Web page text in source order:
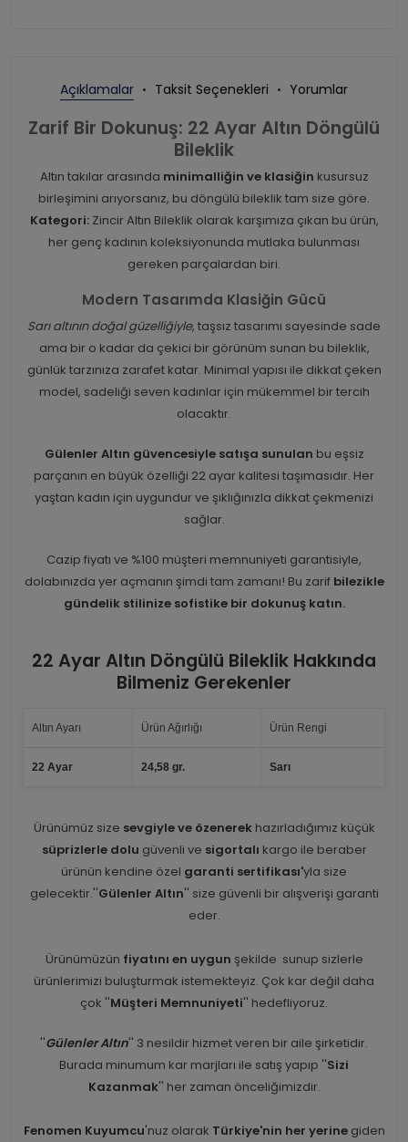
Açıklamalar Taksit Seçenekleri Yorumlar
Zarif Bir Dokunuş: 22 Ayar Altın Döngülü
Bileklik
Altın takılar arasında minimalliğin ve klasiğin kusursuz
birleşimini arıyorsanız, bu döngülü bileklik tam size göre.
Kategori:Zincir Altın Bileklik olarak karşımıza çıkan bu ürün,
her genç kadının koleksiyonunda mutlaka bulunması
gereken parçalardan biri.
Modern Tasarımda Klasiğin Gücü
Sarı altının doğal güzelliğiyle, taşsız tasarımı sayesinde sade
ama bir o kadar da çekici bir görünüm sunan bu bileklik,
günlük tarzınıza zarafet katar. Minimal yapısı ile dikkat çeken
model, sadeliği seven kadınlar için mükemmel bir tercih
olacaktır.
Gülenler Altın güvencesiyle satışa sunulan bu eşsiz
parçanın en büyük özelliği 22 ayar kalitesi taşımasıdır. Her
yaştan kadın için uygundur ve şıklığınızla dikkat çekmenizi
sağlar.
Cazip fiyatı ve %100 müşteri memnuniyeti garantisiyle,
dolabınızda yer açmanın şimdi tam zamanı! Bu zarif bilezikle
gündelik stilinize sofistike bir dokunuş katın.
22 Ayar Altın Döngülü Bileklik Hakkında
Bilmeniz Gerekenler
Altın Ayarı Ürün Ağırlığı Ürün Rengi
22 Ayar 24,58 gr. Sarı
Ürünümüz size sevgiyle ve özenerekhazırladığımız küçük
süprizlerle dolu güvenli ve sigortalı kargo ile beraber
ürünün kendine özel garanti sertifikası'yla size
gelecektir.''Gülenler Altın'' size güvenli bir alışverişi garanti
eder.
Ürünümüzün fiyatını en uygun şekilde sunup sizlerle
ürünlerimizi buluşturmak istemekteyiz. Çok kar değil daha
çok ''Müşteri Memnuniyeti'' hedefliyoruz.
''Gülenler Altın'' 3 nesildir hizmet veren bir aile şirketidir.
Burada minumum kar marjları ile satış yapıp ''Sizi
Kazanmak'' her zaman önceliğimizdir.
Fenomen Kuyumcu'nuz olarak Türkiye'nin her yerinegiden